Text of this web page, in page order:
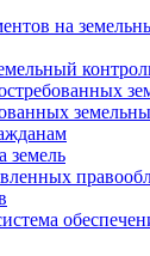
на
земель